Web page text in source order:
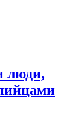
люди,